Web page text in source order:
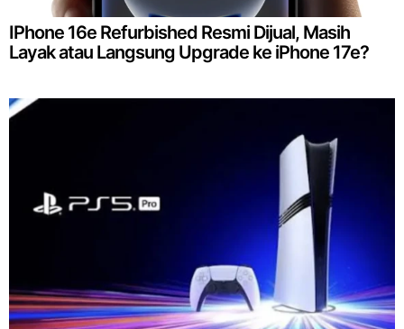
IPhone 16e Refurbished Resmi Dijual, Masih
Layak atau Langsung Upgrade ke iPhone 17e?